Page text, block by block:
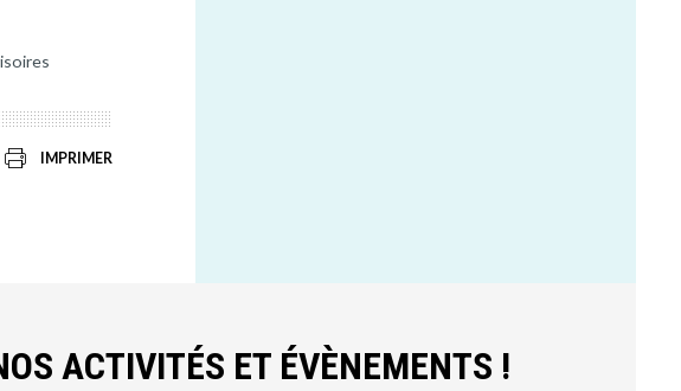
IMPRIMER
ACTIVITÉS ET ÉVÈNEMENTS !